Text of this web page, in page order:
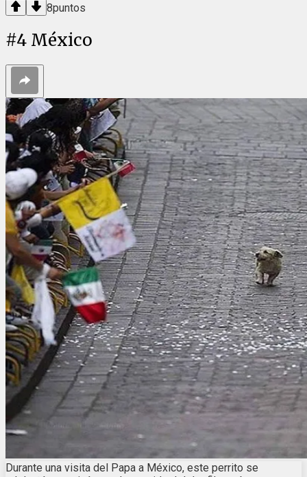
8puntos
#4 México
Durante una visita del Papa a México, este perrito se